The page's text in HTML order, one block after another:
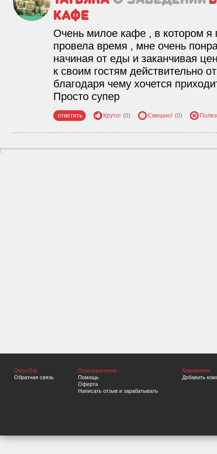
кафе
Очень милое кафе , в котором я
провела время , мне очень
начиная от еды и заканчивая
к своим гостям действительно
благодаря чему хочется
Просто супер
ответить Круто! (0) Смешно! (0)
OtzyvGid
Обратная связь
Пользователям
Помощь
Оферта
Написать отзыв и зарабатывать
Компаниям
Добавить